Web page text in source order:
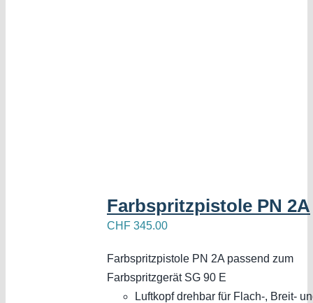
Farbspritzpistole PN 2A
CHF 345.00
Farbspritzpistole PN 2A passend zum
Farbspritzgerät SG 90 E
Luftkopf drehbar für Flach-, Breit-